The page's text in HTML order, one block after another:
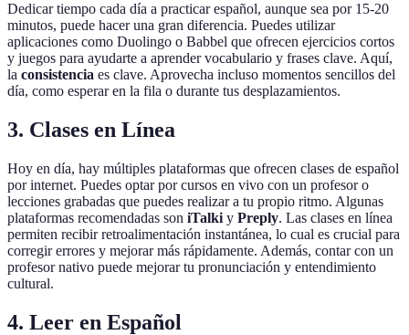
Dedicar tiempo cada día a practicar español, aunque sea por 15-20
minutos, puede hacer una gran diferencia. Puedes utilizar
aplicaciones como Duolingo o Babbel que ofrecen ejercicios cortos
y juegos para ayudarte a aprender vocabulario y frases clave. Aquí,
la consistencia es clave. Aprovecha incluso momentos sencillos del
día, como esperar en la fila o durante tus desplazamientos.
3. Clases en Línea
Hoy en día, hay múltiples plataformas que ofrecen clases de español
por internet. Puedes optar por cursos en vivo con un profesor o
lecciones grabadas que puedes realizar a tu propio ritmo. Algunas
plataformas recomendadas son iTalki y Preply. Las clases en línea
permiten recibir retroalimentación instantánea, lo cual es crucial para
corregir errores y mejorar más rápidamente. Además, contar con un
profesor nativo puede mejorar tu pronunciación y entendimiento
cultural.
4. Leer en Español